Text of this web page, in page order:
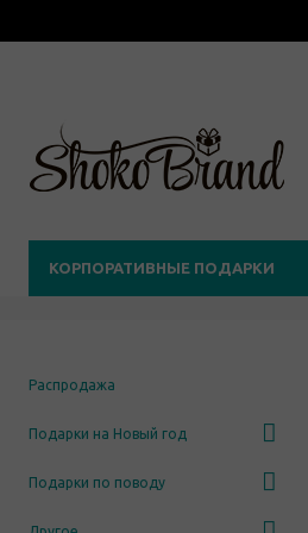
КОРПОРАТИВНЫЕ ПОДАРКИ
Распродажа
Подарки на Новый год
Подарки по поводу